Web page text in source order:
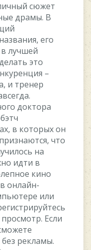
сюжет
драмы. В
его
в лучшей
это
–
и тренер
доктора
в которых он
что
на
идти в
кино
онлайн-
или
Если
рекламы.